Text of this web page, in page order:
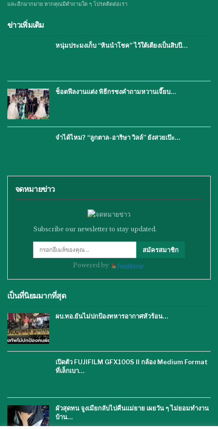
และอีกมากมาย หากคุณมีคำถามใด ๆ โปรดติดต่อเรา
ข่าวเพิ่มเติม
หนุ่มประมงเก็บ “หินนำโชค” ไว้ใต้เตียงเป็นสิบปี…
ช็อตฟีลงานแต่ง พิธีกรชงคำถามหวานเจี๊ยบ…
จำได้ไหม? “ลูกตาล-อาริษา วิลล์” ยังสวยเป๊ะ…
จดหมายข่าว
Subscribe our newsletter to stay updated.
สมัครสมาชิก
Powered by
เป็นที่นิยมมากที่สุด
ผบ.ทอ.ยันไม่ปกป้องทหารอากาศหัวร้อน…
เปิดตัว FUJIFILM GFX100S II กล้อง Medium Format
ที่เล็กเบา…
ผัวสุดทน จูงเมียกลับไปคืนแม่ยาย เผยวัน ๆ ไม่ยอมทำงาน
บ้าน…